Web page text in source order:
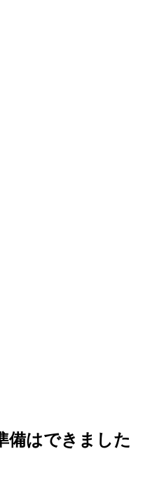
備はできました